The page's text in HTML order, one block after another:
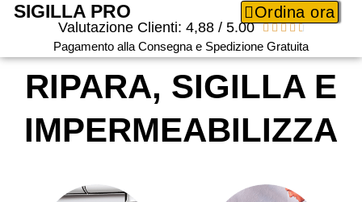
SIGILLA PRO Ordina ora
Valutazione Clienti: 4,88 / 5.00     
Pagamento alla Consegna e Spedizione Gratuita
RIPARA, SIGILLA E
IMPERMEABILIZZA